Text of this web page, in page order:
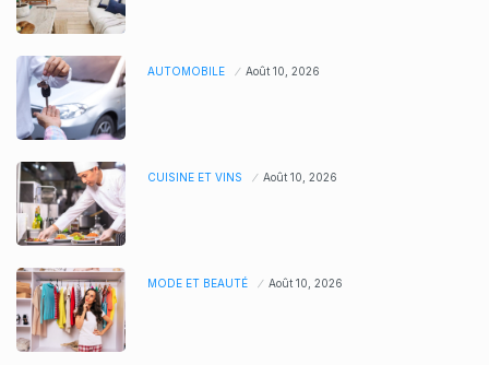
AUTOMOBILE Août 10, 2026
CUISINE ET VINS Août 10, 2026
MODE ET BEAUTÉ Août 10, 2026